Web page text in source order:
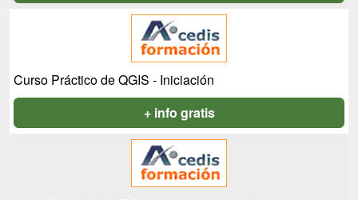
Curso Práctico de QGIS - Iniciación
+ info gratis